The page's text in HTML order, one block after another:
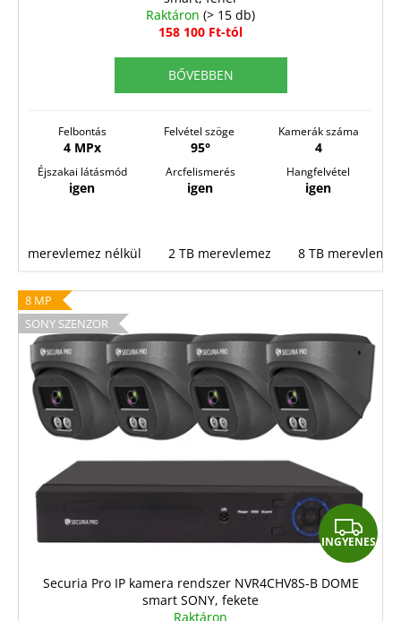
Raktáron (> 15 db)
158 100 Ft-tól
BŐVEBBEN
Felbontás
4 MPx
Felvétel szöge
95°
Kamerák száma
4
Éjszakai látásmód
igen
Arcfelismerés
igen
Hangfelvétel
igen
merevlemez nélkül 2 TB merevlemez 8 TB merevlemez
8 MP
SONY SZENZOR
I
N
INGYENES
Securia Pro IP kamera rendszer NVR4CHV8S-B DOME
smart SONY, fekete
Raktáron